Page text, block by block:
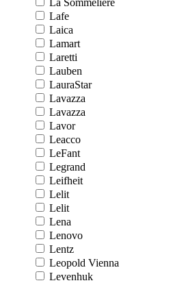
La Sommeliere
Lafe
Laica
Lamart
Laretti
Lauben
LauraStar
Lavazza
Lavazza
Lavor
Leacco
LeFant
Legrand
Leifheit
Lelit
Lelit
Lena
Lenovo
Lentz
Leopold Vienna
Levenhuk